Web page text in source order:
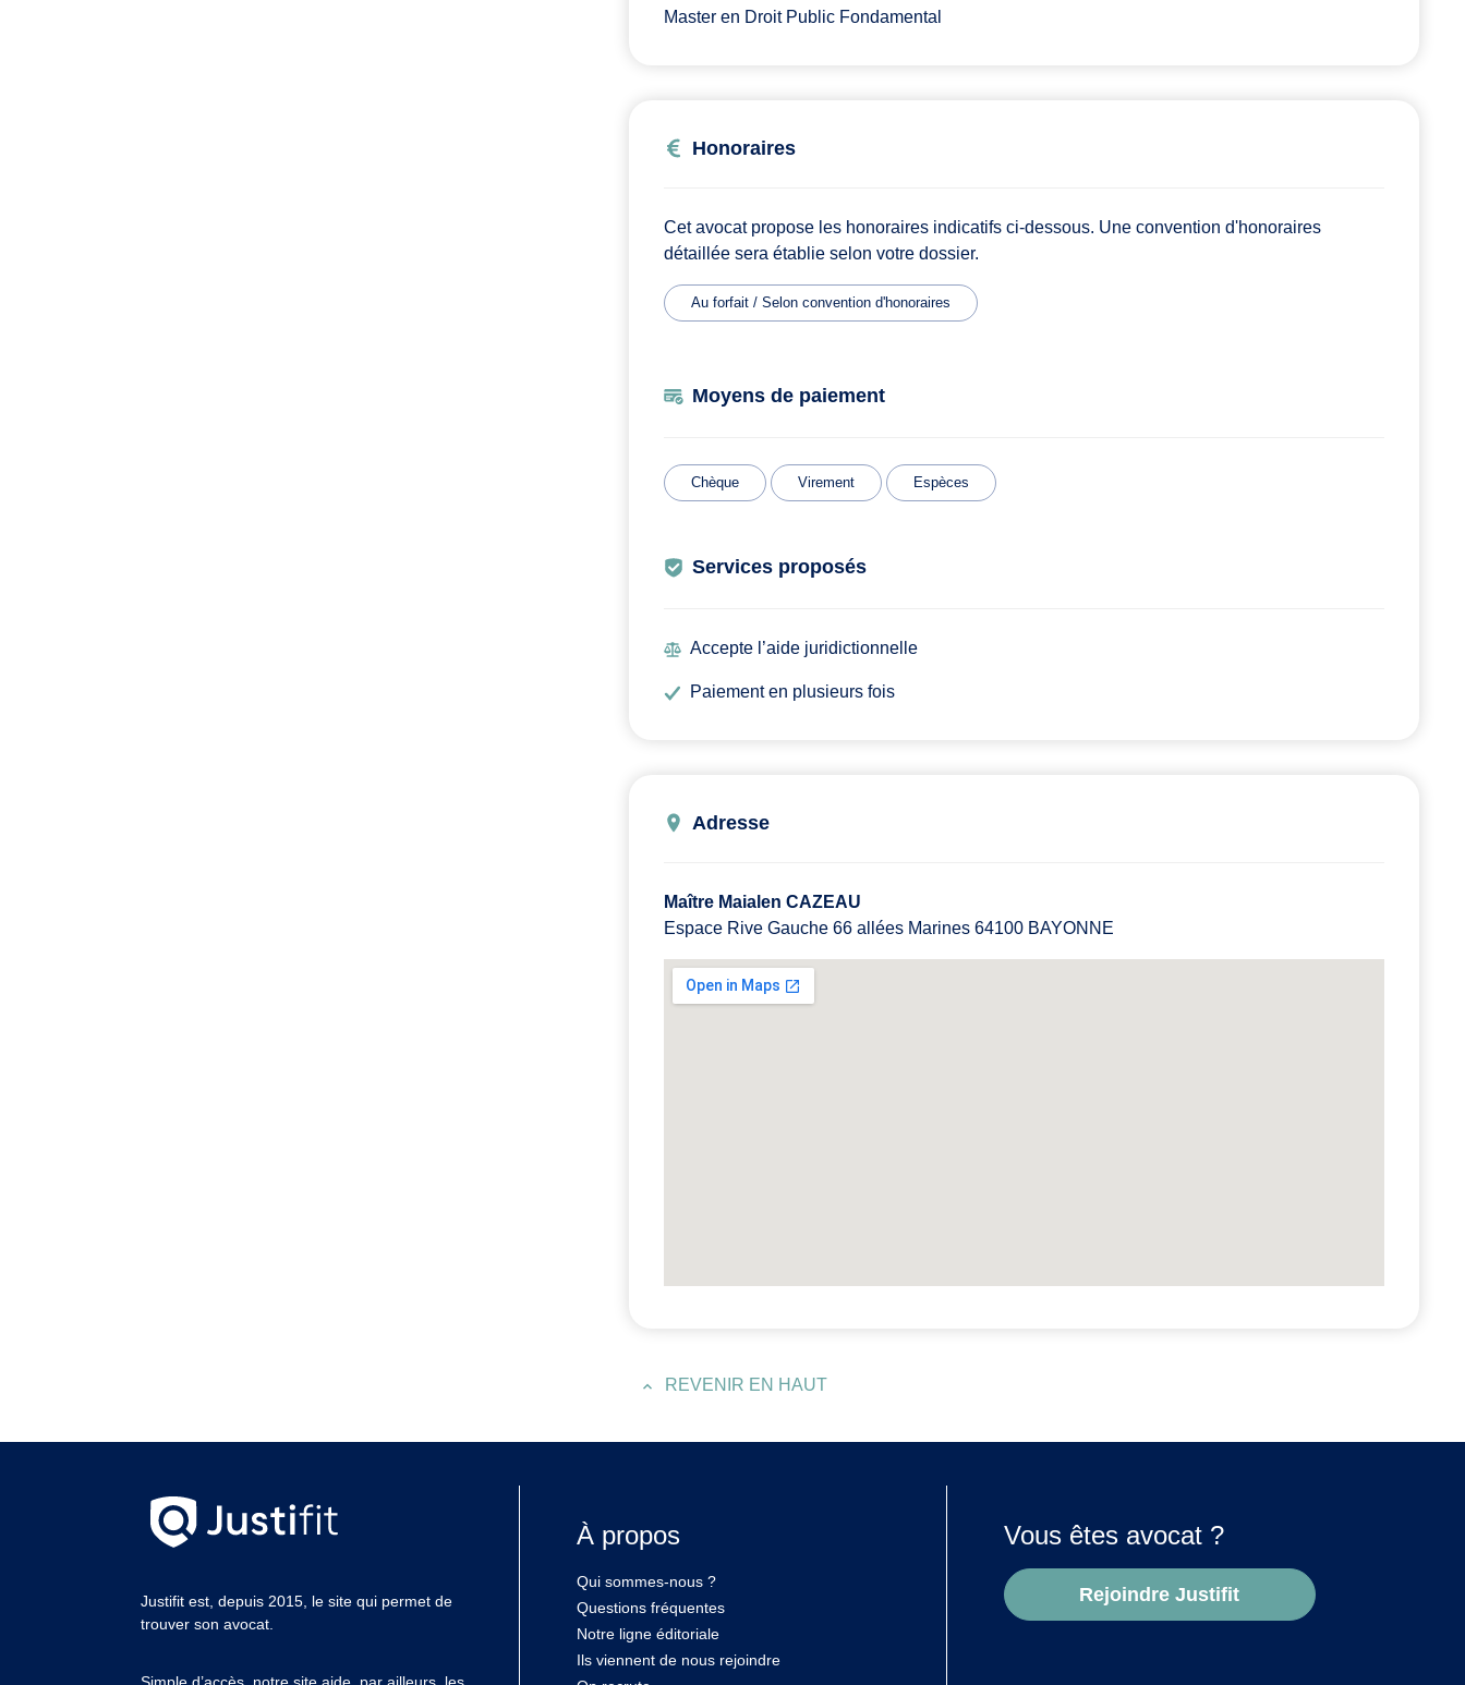
Master en Droit Public Fondamental
Honoraires
Cet avocat propose les honoraires indicatifs ci-dessous. Une convention d'honoraires
détaillée sera établie selon votre dossier.
Au forfait / Selon convention d'honoraires
Moyens de paiement
Chèque Virement Espèces
Services proposés
Accepte l’aide juridictionnelle
Paiement en plusieurs fois
Adresse
Maître Maialen CAZEAU
Espace Rive Gauche 66 allées Marines 64100 BAYONNE
REVENIR EN HAUT
Justifit est, depuis 2015, le site qui permet de
trouver son avocat.
Simple d’accès, notre site aide, par ailleurs, les
À propos
Qui sommes-nous ?
Questions fréquentes
Notre ligne éditoriale
Ils viennent de nous rejoindre
Vous êtes avocat ?
Rejoindre Justifit